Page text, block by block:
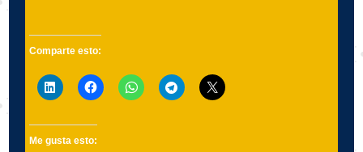
Comparte esto:
Me gusta esto: